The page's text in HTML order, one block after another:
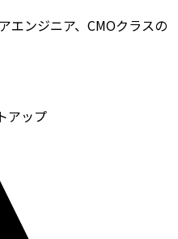
エンジニア、CMOクラスの
アップ